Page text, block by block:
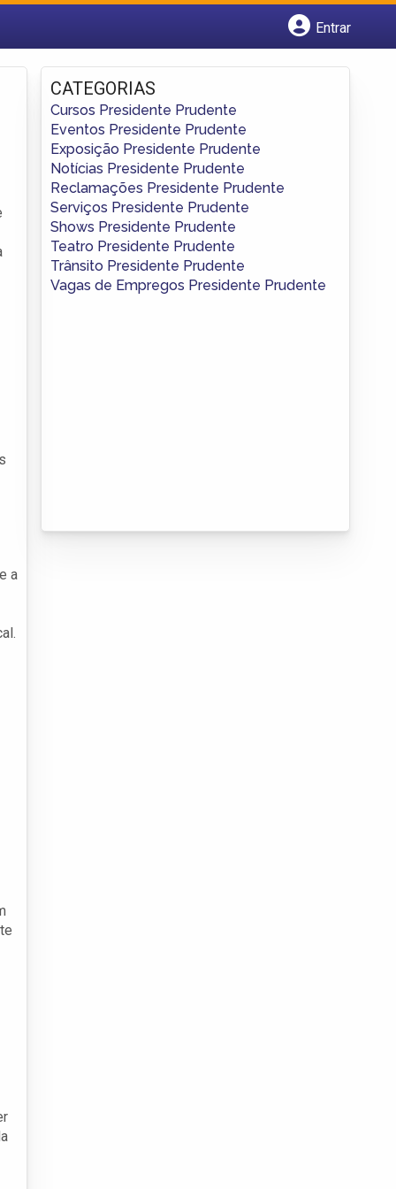
Entrar
Fazer login
Criar conta
a
CATEGORIAS
Cursos Presidente Prudente
Eventos Presidente Prudente
Exposição Presidente Prudente
Notícias Presidente Prudente
Reclamações Presidente Prudente
Serviços Presidente Prudente
Shows Presidente Prudente
Teatro Presidente Prudente
Trânsito Presidente Prudente
Vagas de Empregos Presidente Prudente